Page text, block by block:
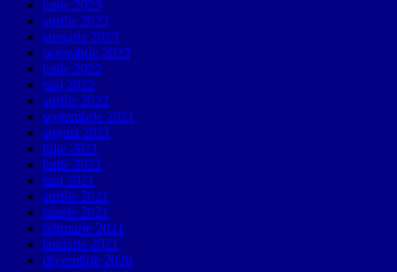
iunie 2023
aprilie 2023
ianuarie 2023
octombrie 2022
iunie 2022
mai 2022
aprilie 2022
septembrie 2021
august 2021
iulie 2021
iunie 2021
mai 2021
aprilie 2021
martie 2021
februarie 2021
ianuarie 2021
decembrie 2020